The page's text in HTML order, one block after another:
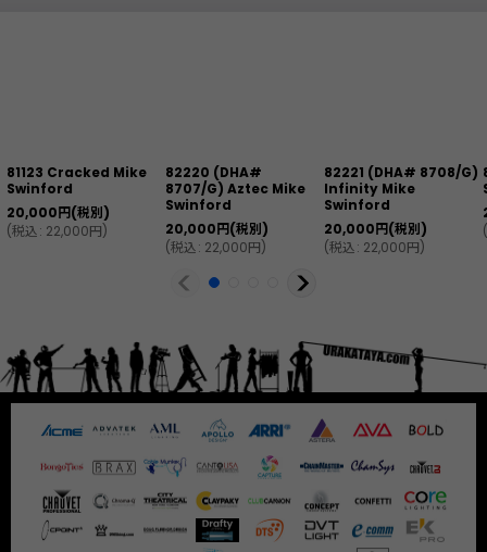
81123 Cracked Mike
Swinford
20,000円(税別)
(税込: 22,000円)
82220 (DHA#
8707/G) Aztec Mike
Swinford
20,000円(税別)
(税込: 22,000円)
82221 (DHA# 8708/G)
Infinity Mike
Swinford
20,000円(税別)
(税込: 22,000円)
(